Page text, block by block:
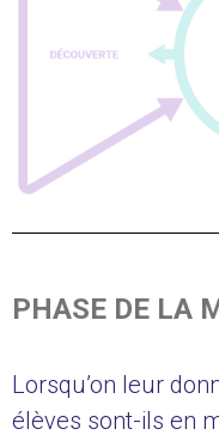
PHASE DE LA
Lorsqu’on leur
élèves sont-ils en